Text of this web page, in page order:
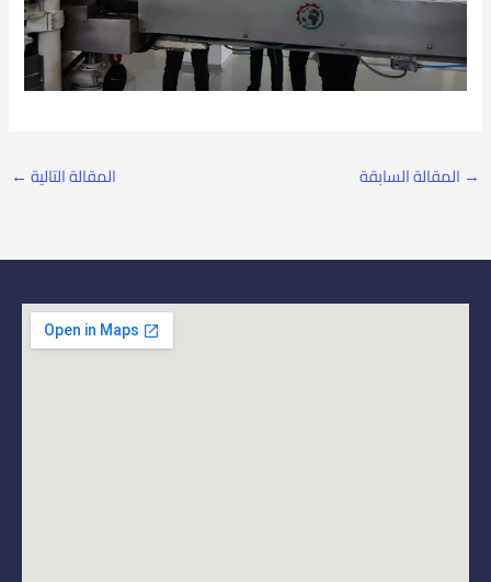
→ المقالة السابقة المقالة التالية ←